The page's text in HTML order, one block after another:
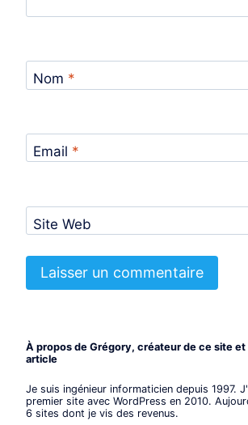
Nom *
Email *
Site Web
À propos de Grégory, créateur de ce site
article
Je suis ingénieur informaticien depuis 1997.
premier site avec WordPress en 2010.
6 sites dont je vis des revenus.